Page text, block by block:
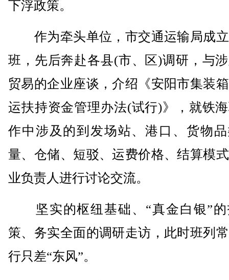
下浮政策。
作为牵头单位，市交通运输局成
班，先后奔赴各县(市、区)调研，与
贸易的企业座谈，介绍《安阳市集装
运扶持资金管理办法(试行)》，就铁
作中涉及的到发场站、港口、货物
量、仓储、短驳、运费价格、结算模
业负责人进行讨论交流。
坚实的枢纽基础、“真金白银”的
策、务实全面的调研走访，此时班列
行只差“东风”。